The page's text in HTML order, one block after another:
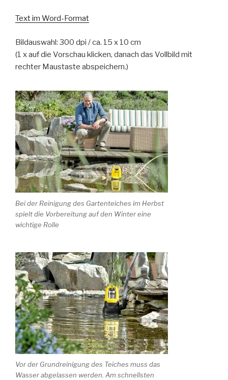
Text im Word-Format
Bildauswahl: 300 dpi / ca. 15 x 10 cm
(1 x auf die Vorschau klicken, danach das Vollbild mit
rechter Maustaste abspeichern.)
Bei der Reinigung des Gartenteiches im Herbst
spielt die Vorbereitung auf den Winter eine
wichtige Rolle
Vor der Grundreinigung des Teiches muss das
Wasser abgelassen werden. Am schnellsten